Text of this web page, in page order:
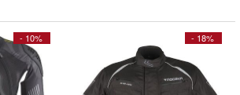
- 10% - 18%